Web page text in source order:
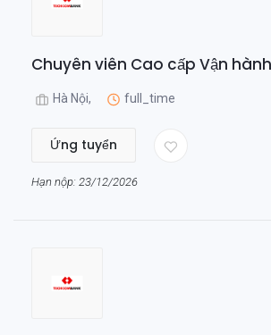
Chuyên viên Cao cấp Vận
Hà Nội, full_time
Ứng tuyển
Hạn nộp: 23/12/2026